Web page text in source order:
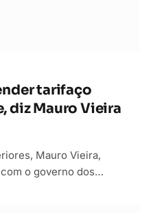
tarifaço
diz Mauro Vieira
Mauro Vieira,
o governo dos…